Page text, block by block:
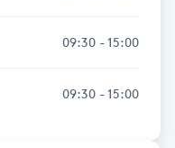
09:30 - 15:00
09:30 - 15:00